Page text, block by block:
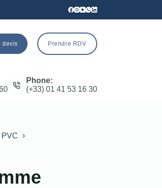
devis Prendre RDV
Phone:
(+33) 01 41 53 16 30
PVC